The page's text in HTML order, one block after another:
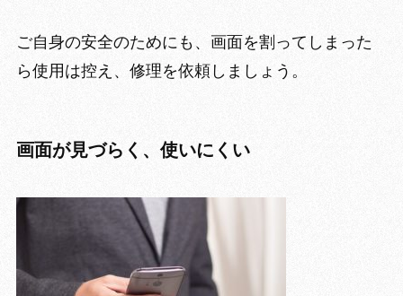
ご自身の安全のためにも、画面を割ってしまった
ら使用は控え、修理を依頼しましょう。
画面が見づらく、使いにくい